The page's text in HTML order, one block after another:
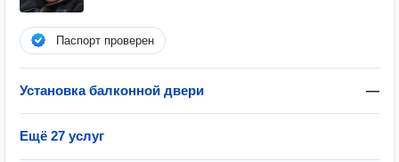
Паспорт проверен
Установка балконной двери —
Ещё 27 услуг